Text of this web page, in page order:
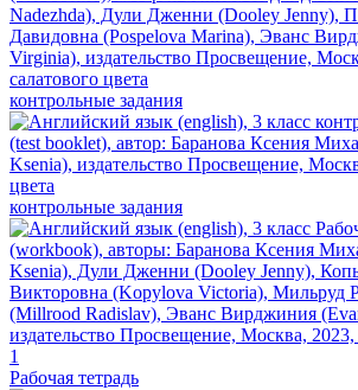
контрольные задания
контрольные задания
Рабочая тетрадь